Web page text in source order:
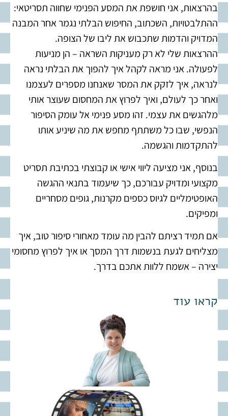
בהרצאות, אני חושפת את המסע הפנימי שחווה תסריטאי:
ההתלבטויות, השכתוב, החיפוש הבלתי נגמר אחר המבנה
המדויק והדמות שתכבוש את ליבו של הצופה.
ההרצאות שלי לא רק מעניקות השראה – הן מניעות
לפעולה. אני מראה לקהל איך להפוך את הבלתי נראה
לנראה, איך לזקק את המסר שאנחנו מספרים לעצמנו
ואחר כך לעולם, ואיך לפרוץ את המחסום שעוצר אותי
מלהגשים את עצמי. זהו מסע פנימי אל עומק הסיפור
הנפשי, שבו כל משתתף מחפש את מה שיניע אותו
להתקדמות והגשמה.
בנוסף, אני מציעה ליווי אישי או קבוצתי בכתיבת תסריט
מקצועי ומדויק עבורכם, כך שיעמוד בתנאי ההגשה
האופטימליים לגיוס כספים מקרנות, גופים מסחריים
ומפיקים.
אם תמיד רציתם להבין מה עומד מאחורי סיפור טוב, איך
מצליחים לגעת בנשמות דרך המסך או איך לפרוץ מחסומי
יצירה – אשמח ללוות אתכם בדרך.
קראו עוד